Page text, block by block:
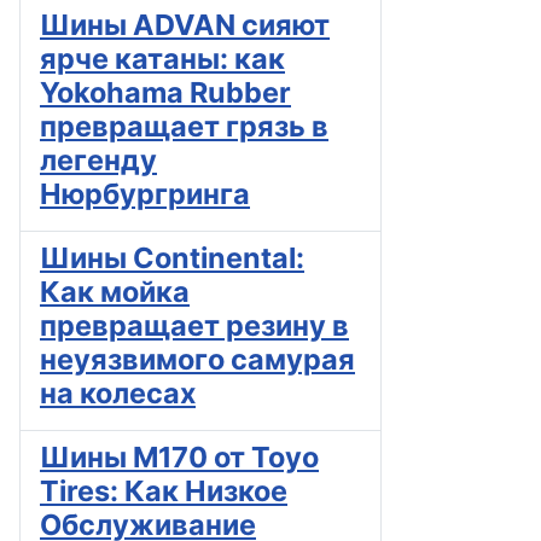
Шины ADVAN сияют
ярче катаны: как
Yokohama Rubber
превращает грязь в
легенду
Нюрбургринга
Шины Continental:
Как мойка
превращает резину в
неуязвимого самурая
на колесах
Шины M170 от Toyo
Tires: Как Низкое
Обслуживание